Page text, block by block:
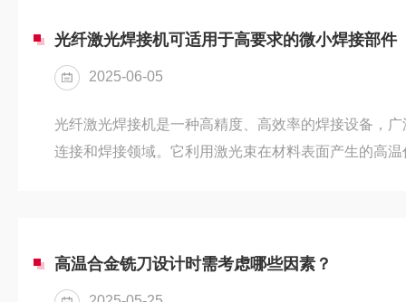
点就是能够在高温环境下保持良好的机械性能。普通
容易因温度过高而发生热损伤，造成...
光纤激光焊接机可适用于高要求的微小焊接部件
2025-06-05
光纤激光焊接机是一种高精度、高效率的焊接设备，
连接和焊接领域。它利用激光束在材料表面产生的高
小，能够有效减少热变形，焊缝光滑且均匀。2.焊接
快得多，这使得其在大规模生产...
高温合金铣刀设计时需考虑哪些因素？